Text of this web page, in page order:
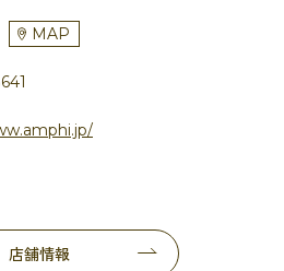
MAP
店舗情報